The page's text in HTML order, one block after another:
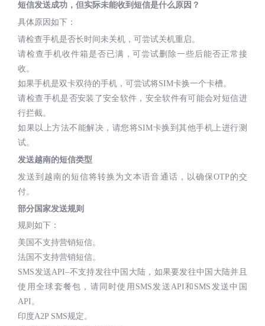
短信发送成功，但实际未能收到短信是什么原因？
具体原因如下：
请检查手机是否长时间未关机，可尝试关机重启。
请检查手机收件箱是否已满，可尝试删除一些后能否正常接
收。
如果手机是双卡双待的手机，可尝试将SIM卡换一个卡槽。
请检查手机是否安装了安全软件，安全软件有可能会对短信进
行拦截。
如果以上方法不能解决，请您将SIM卡换到其他手机上进行测
试。
发送越南的短信类型
发送到越南的短信将转换为文本语音通话，以确保OTP的交
付。
部分国家发送规则
规则如下：
美国不支持营销短信。
法国不支持营销短信。
SMS发送API–不支持发往中国大陆，如果要发往中国大陆并且
使用全球套餐包，请同时使用SMS发送API和SMS发送中国
API。
印度A2P SMS规定。